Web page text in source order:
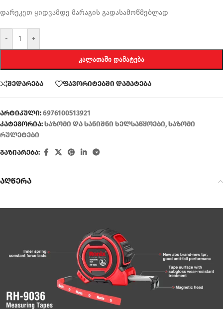
დარეკეთ ყიდვამდე მარაგის გადასამოწმებლად
- +
ᲙᲐᲚᲐᲗᲐᲨᲘ ᲓᲐᲛᲐᲢᲔᲑᲐ
შედარება ფავორიტებში დამატება
არტიკული:6976100513921
კატეგორია:საზომი და სანიშნი ხელსაწყოები,საზომი
რულეტები
გაზიარება:
აღწერა